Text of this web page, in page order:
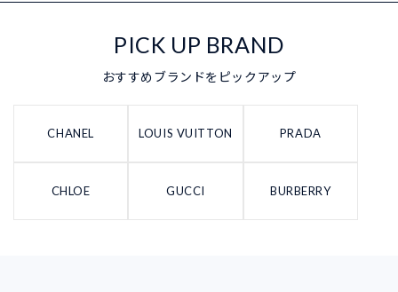
PICK UP BRAND
おすすめブランドをピックアップ
CHANEL LOUIS VUITTON PRADA
CHLOE GUCCI BURBERRY